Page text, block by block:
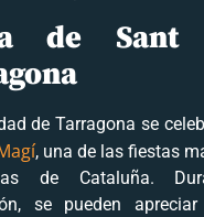
de Sant
de Tarragona se
, una de las fiestas
de Cataluña.
se pueden apreciar